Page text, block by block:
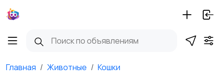
Главная Животные Кошки